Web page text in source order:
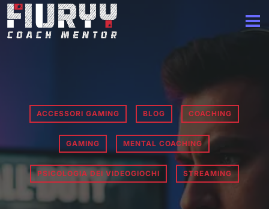
ACCESSORI GAMING BLOG COACHING
GAMING MENTAL COACHING
PSICOLOGIA DEI VIDEOGIOCHI STREAMING